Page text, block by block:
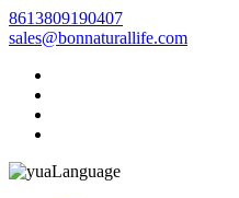
8613809190407
sales@bonnaturallife.com
Language